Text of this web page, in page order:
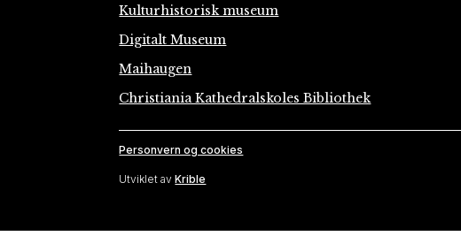
Kulturhistorisk museum
Digitalt Museum
Maihaugen
Christiania Kathedralskoles Bibliothek
Personvern og cookies
Utviklet avKrible